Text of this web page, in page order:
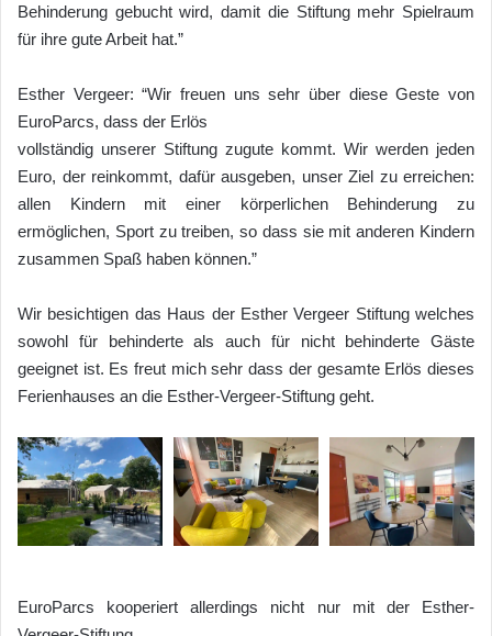
Behinderung gebucht wird, damit die Stiftung mehr Spielraum
für ihre gute Arbeit hat.”
Esther Vergeer: “Wir freuen uns sehr über diese Geste von
EuroParcs, dass der Erlös
vollständig unserer Stiftung zugute kommt. Wir werden jeden
Euro, der reinkommt, dafür ausgeben, unser Ziel zu erreichen:
allen Kindern mit einer körperlichen Behinderung zu
ermöglichen, Sport zu treiben, so dass sie mit anderen Kindern
zusammen Spaß haben können.”
Wir besichtigen das Haus der Esther Vergeer Stiftung welches
sowohl für behinderte als auch für nicht behinderte Gäste
geeignet ist. Es freut mich sehr dass der gesamte Erlös dieses
Ferienhauses an die Esther-Vergeer-Stiftung geht.
EuroParcs kooperiert allerdings nicht nur mit der Esther-